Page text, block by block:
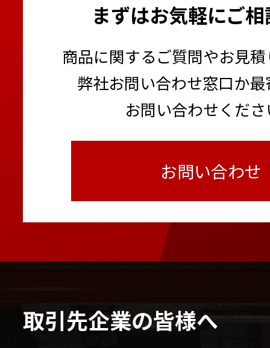
防音サイレンサー パネル
トラック支柱 あおり用
コンクリート養生温度計
杭ナビ
PLCユニット+複合気象
超短焦点プロジェクター
普通騒音計
カニクレーン ナックルブ
バッテリーフォークリフ
様）
まずはお気軽にご
商品に関するご質問やお見
弊社お問い合わせ窓口か
お問い合わせくだ
お問い合わせ
取引先企業の皆様へ